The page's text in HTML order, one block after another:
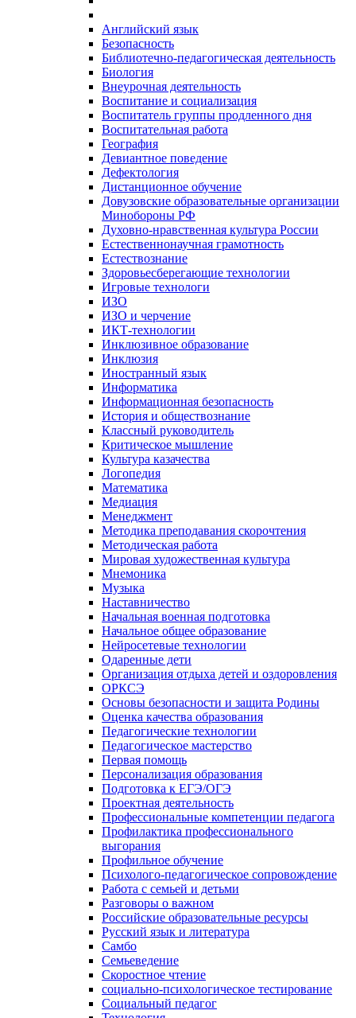
Английский язык
Безопасность
Библиотечно-педагогическая деятельность
Биология
Внеурочная деятельность
Воспитание и социализация
Воспитатель группы продленного дня
Воспитательная работа
География
Девиантное поведение
Дефектология
Дистанционное обучение
Довузовские образовательные организации
Минобороны РФ
Духовно‑нравственная культура России
Естественнонаучная грамотность
Естествознание
Здоровьесберегающие технологии
Игровые технологи
ИЗО
ИЗО и черчение
ИКТ-технологии
Инклюзивное образование
Инклюзия
Иностранный язык
Информатика
Информационная безопасность
История и обществознание
Классный руководитель
Критическое мышление
Культура казачества
Логопедия
Математика
Медиация
Менеджмент
Методика преподавания скорочтения
Методическая работа
Мировая художественная культура
Мнемоника
Музыка
Наставничество
Начальная военная подготовка
Начальное общее образование
Нейросетевые технологии
Одаренные дети
Организация отдыха детей и оздоровления
ОРКСЭ
Основы безопасности и защита Родины
Оценка качества образования
Педагогические технологии
Педагогическое мастерство
Первая помощь
Персонализация образования
Подготовка к ЕГЭ/ОГЭ
Проектная деятельность
Профессиональные компетенции педагога
Профилактика профессионального
выгорания
Профильное обучение
Психолого-педагогическое сопровождение
Работа с семьей и детьми
Разговоры о важном
Российские образовательные ресурсы
Русский язык и литература
Самбо
Семьеведение
Скоростное чтение
социально-психологическое тестирование
Социальный педагог